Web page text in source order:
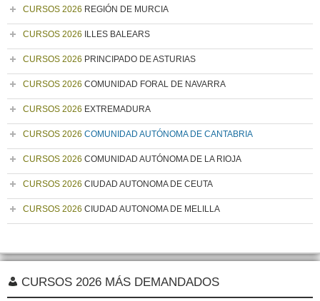
CURSOS 2026 REGIÓN DE MURCIA
CURSOS 2026 ILLES BALEARS
CURSOS 2026 PRINCIPADO DE ASTURIAS
CURSOS 2026 COMUNIDAD FORAL DE NAVARRA
CURSOS 2026 EXTREMADURA
CURSOS 2026 COMUNIDAD AUTÓNOMA DE CANTABRIA
CURSOS 2026 COMUNIDAD AUTÓNOMA DE LA RIOJA
CURSOS 2026 CIUDAD AUTONOMA DE CEUTA
CURSOS 2026 CIUDAD AUTONOMA DE MELILLA
CURSOS 2026 MÁS DEMANDADOS